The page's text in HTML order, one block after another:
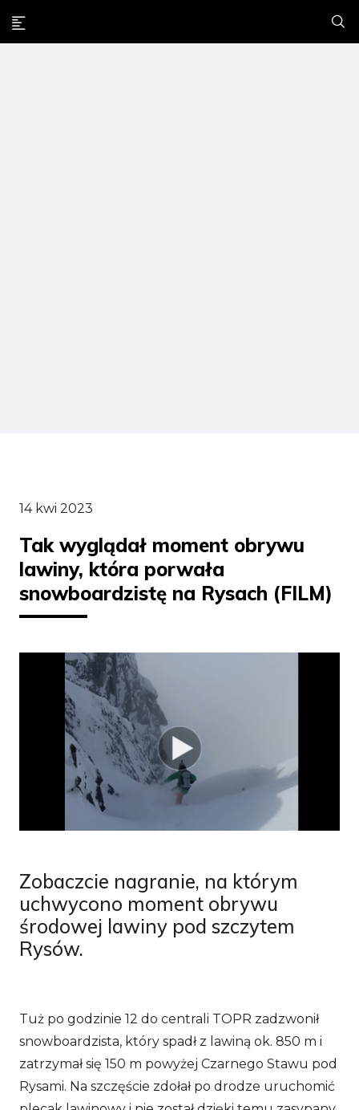
14 kwi 2023
Tak wyglądał moment obrywu
lawiny, która porwała
snowboardzistę na Rysach (FILM)
Zobaczcie nagranie, na którym
uchwycono moment obrywu
środowej lawiny pod szczytem
Rysów.
Tuż po godzinie 12 do centrali TOPR zadzwonił
snowboardzista, który spadł z lawiną ok. 850 m i
zatrzymał się 150 m powyżej Czarnego Stawu pod
Rysami. Na szczęście zdołał po drodze uruchomić